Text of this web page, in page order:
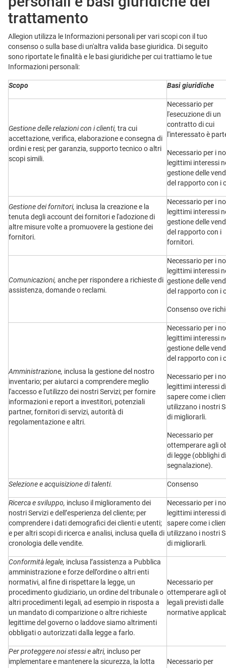
trattamento
Allegion utilizza le Informazioni personali per vari scopi con il tuo
consenso o sulla base di un'altra valida base giuridica. Di seguito
sono riportate le finalità e le basi giuridiche per cui trattiamo le tue
Informazioni personali:
Scopo Basi giuridiche
Gestione delle relazioni con i clienti, tra cui
accettazione, verifica, elaborazione e consegna di
ordini e resi; per garanzia, supporto tecnico o altri
scopi simili.
Necessario per
l'esecuzione di un
contratto di cui
l'interessato è
Necessario per i
legittimi interessi
gestione delle
del rapporto con i
Gestione dei fornitori, inclusa la creazione e la
tenuta degli account dei fornitori e l'adozione di
altre misure volte a promuovere la gestione dei
fornitori.
Necessario per i
legittimi interessi
gestione delle
del rapporto con i
fornitori.
Comunicazioni, anche per rispondere a richieste di
assistenza, domande o reclami.
Necessario per i
legittimi interessi
gestione delle
del rapporto con i
Consenso ove
Amministrazione, inclusa la gestione del nostro
inventario; per aiutarci a comprendere meglio
l'accesso e l'utilizzo dei nostri Servizi; per fornire
informazioni e report a investitori, potenziali
partner, fornitori di servizi, autorità di
regolamentazione e altri.
Necessario per i
legittimi interessi
gestione delle
del rapporto con i
Necessario per i
legittimi interessi di
sapere come i
utilizzano i nostri
di migliorarli.
Necessario per
ottemperare agli
di legge (obblighi di
segnalazione).
Selezione e acquisizione di talenti. Consenso
Ricerca e sviluppo, incluso il miglioramento dei
nostri Servizi e dell’esperienza del cliente; per
comprendere i dati demografici dei clienti e utenti;
e per altri scopi di ricerca e analisi, inclusa quella di
cronologia delle vendite.
Necessario per i
legittimi interessi di
sapere come i
utilizzano i nostri
di migliorarli.
Conformità legale, inclusa l’assistenza a Pubblica
amministrazione e forze dell’ordine o altri enti
normativi, al fine di rispettare la legge, un
procedimento giudiziario, un ordine del tribunale o
altri procedimenti legali, ad esempio in risposta a
un mandato di comparizione o altre richieste
legittime del governo o laddove siamo altrimenti
obbligati o autorizzati dalla legge a farlo.
Necessario per
ottemperare agli
legali previsti dalle
normative
Per proteggere noi stessi e altri, incluso per
implementare e mantenere la sicurezza, la lotta
Necessario per